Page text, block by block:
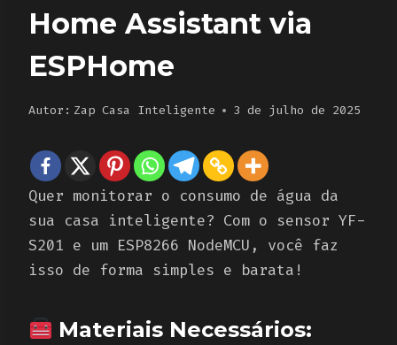
Home Assistant via
ESPHome
Autor: Zap Casa Inteligente 3 de julho de 2025
Quer monitorar o consumo de água da
sua casa inteligente? Com o sensor YF-
S201 e um ESP8266 NodeMCU, você faz
isso de forma simples e barata!
Materiais Necessários: